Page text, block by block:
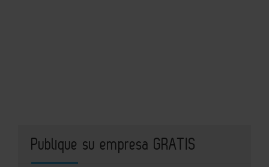
Publique su empresa GRATIS